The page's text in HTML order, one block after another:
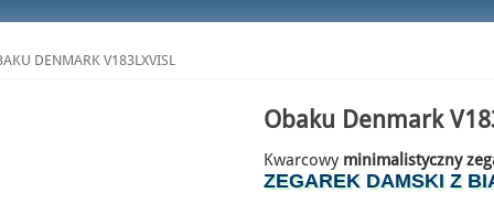
DENMARK V183LXVISL
Obaku Denmark
Kwarcowy minimalistyczny
ZEGAREK DAMSKI Z